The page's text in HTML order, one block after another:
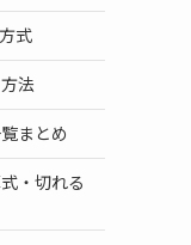
式
法
まとめ
・切れる